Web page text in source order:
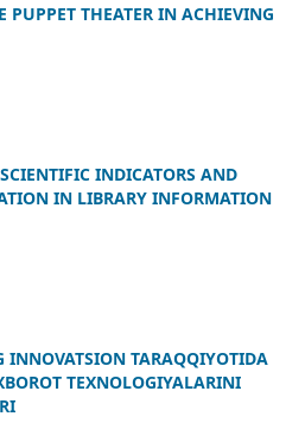
PUPPET THEATER IN ACHIEVING
INDICATORS AND
IN LIBRARY INFORMATION
INNOVATSION TARAQQIYOTIDA
TEXNOLOGIYALARINI